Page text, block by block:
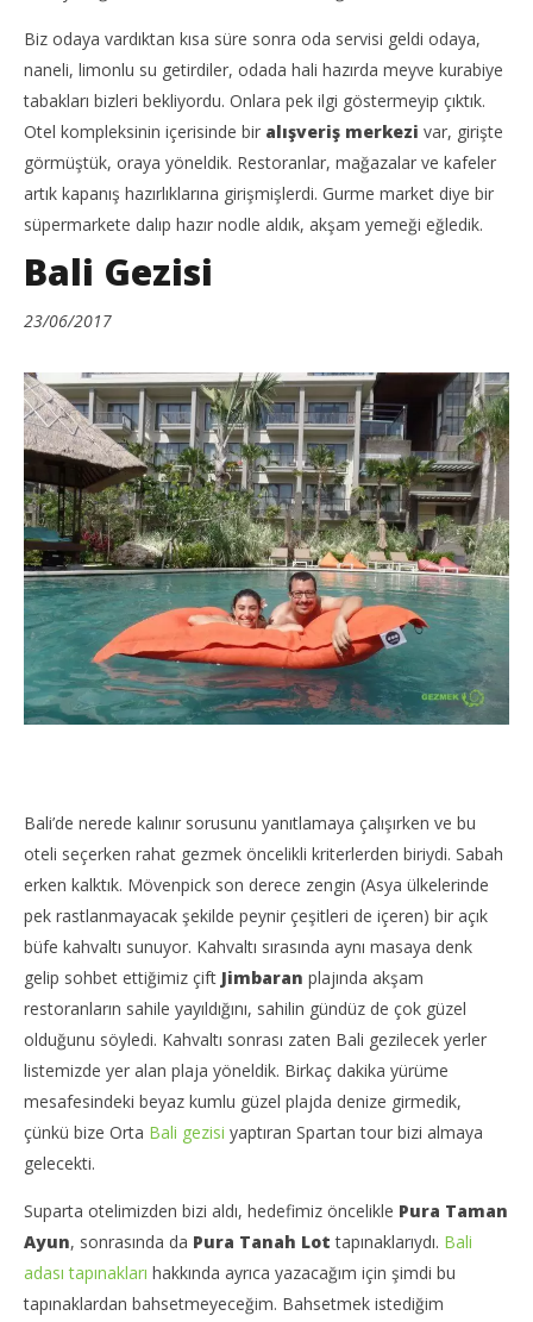
Biz odaya vardıktan kısa süre sonra oda servisi geldi odaya,
naneli, limonlu su getirdiler, odada hali hazırda meyve kurabiye
tabakları bizleri bekliyordu. Onlara pek ilgi göstermeyip çıktık.
Otel kompleksinin içerisinde bir alışveriş merkezi var, girişte
görmüştük, oraya yöneldik. Restoranlar, mağazalar ve kafeler
artık kapanış hazırlıklarına girişmişlerdi. Gurme market diye bir
süpermarkete dalıp hazır nodle aldık, akşam yemeği eğledik.
Bali Gezisi
23/06/2017
Bali’de nerede kalınır sorusunu yanıtlamaya çalışırken ve bu
oteli seçerken rahat gezmek öncelikli kriterlerden biriydi. Sabah
erken kalktık. Mövenpick son derece zengin (Asya ülkelerinde
pek rastlanmayacak şekilde peynir çeşitleri de içeren) bir açık
büfe kahvaltı sunuyor. Kahvaltı sırasında aynı masaya denk
gelip sohbet ettiğimiz çift Jimbaran plajında akşam
restoranların sahile yayıldığını, sahilin gündüz de çok güzel
olduğunu söyledi. Kahvaltı sonrası zaten Bali gezilecek yerler
listemizde yer alan plaja yöneldik. Birkaç dakika yürüme
mesafesindeki beyaz kumlu güzel plajda denize girmedik,
çünkü bize Orta Bali gezisi yaptıran Spartan tour bizi almaya
gelecekti.
Suparta otelimizden bizi aldı, hedefimiz öncelikle Pura Taman
Ayun, sonrasında da Pura Tanah Lot tapınaklarıydı. Bali
adası tapınakları hakkında ayrıca yazacağım için şimdi bu
tapınaklardan bahsetmeyeceğim. Bahsetmek istediğim